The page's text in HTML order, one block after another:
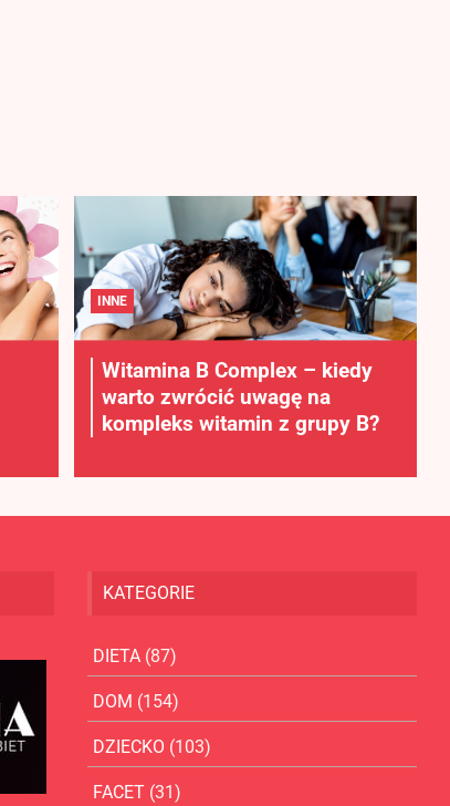
INNE
Witamina B Complex – kiedy
warto zwrócić uwagę na
kompleks witamin z grupy B?
KATEGORIE
DIETA(87)
DOM (154)
DZIECKO (103)
FACET(31)